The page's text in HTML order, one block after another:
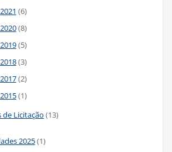
(6)
(8)
(5)
(3)
(2)
(1)
de Licitação (13)
2025(1)